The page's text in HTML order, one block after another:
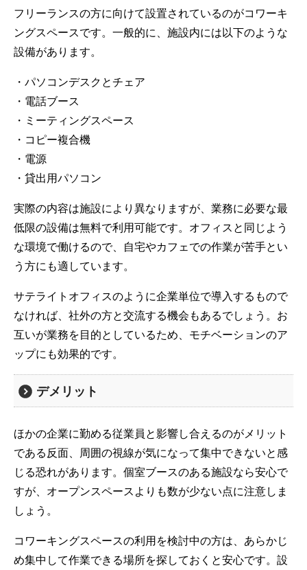
フリーランスの方に向けて設置されているのがコワーキ
ングスペースです。一般的に、施設内には以下のような
設備があります。
・パソコンデスクとチェア
・電話ブース
・ミーティングスペース
・コピー複合機
・電源
・貸出用パソコン
実際の内容は施設により異なりますが、業務に必要な最
低限の設備は無料で利用可能です。オフィスと同じよう
な環境で働けるので、自宅やカフェでの作業が苦手とい
う方にも適しています。
サテライトオフィスのように企業単位で導入するもので
なければ、社外の方と交流する機会もあるでしょう。お
互いが業務を目的としているため、モチベーションのア
ップにも効果的です。
デメリット
ほかの企業に勤める従業員と影響し合えるのがメリット
である反面、周囲の視線が気になって集中できないと感
じる恐れがあります。個室ブースのある施設なら安心で
すが、オープンスペースよりも数が少ない点に注意しま
しょう。
コワーキングスペースの利用を検討中の方は、あらかじ
め集中して作業できる場所を探しておくと安心です。設